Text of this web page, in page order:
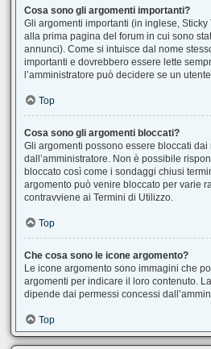
Cosa sono gli argomenti importanti?
Gli argomenti importanti (in inglese,
alla prima pagina del forum in cui sono
annunci). Come si intuisce dal nome
importanti e dovrebbero essere lette
l’amministratore può decidere se un
Top
Cosa sono gli argomenti bloccati?
Gli argomenti possono essere bloccati dai
dall’amministratore. Non è possibile
bloccato così come i sondaggi chiusi
argomento può venire bloccato per varie
contravviene ai Termini di Utilizzo.
Top
Che cosa sono le icone argomento?
Le icone argomento sono immagini che
argomenti per indicare il loro contenuto.
dipende dai permessi concessi
Top